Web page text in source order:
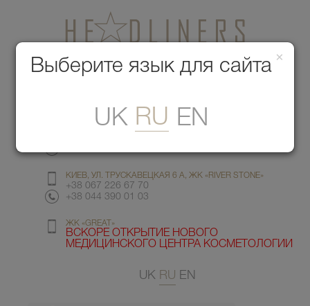
КИЕВ, УЛ. ГМЫРИ 6
КИЕВ, УЛ. ТРУСКАВЕЦКАЯ 6 А, ЖК «RIVER STONE»
+38 067 226 67 70
+38 044 390 01 03
ЖК «GREAT»
ВСКОРЕ ОТКРЫТИЕ НОВОГО
МЕДИЦИНСКОГО ЦЕНТРА КОСМЕТОЛОГИИ
UK RU EN
×
Выберите язык для сайта
UK RU EN